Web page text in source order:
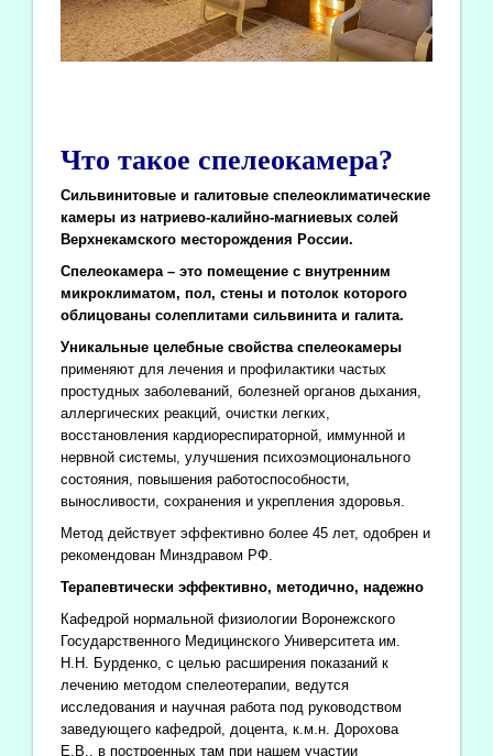
Что такое спелеокамера?
Сильвинитовые и галитовые спелеоклиматические
камеры из натриево-калийно-магниевых солей
Верхнекамского месторождения России.
Спелеокамера – это помещение с внутренним
микроклиматом, пол, стены и потолок которого
облицованы солеплитами сильвинита и галита.
Уникальные целебные свойства спелеокамеры
применяют для лечения и профилактики частых
простудных заболеваний, болезней органов дыхания,
аллергических реакций, очистки легких,
восстановления кардиореспираторной, иммунной и
нервной системы, улучшения психоэмоционального
состояния, повышения работоспособности,
выносливости, сохранения и укрепления здоровья.
Метод действует эффективно более 45 лет, одобрен и
рекомендован Минздравом РФ.
Терапевтически эффективно, методично, надежно
Кафедрой нормальной физиологии Воронежского
Государственного Медицинского Университета им.
Н.Н. Бурденко, с целью расширения показаний к
лечению методом спелеотерапии, ведутся
исследования и научная работа под руководством
заведующего кафедрой, доцента, к.м.н. Дорохова
Е.В., в построенных там при нашем участии